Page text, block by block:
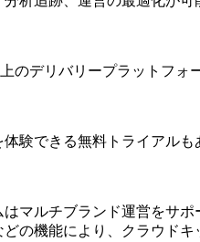
上のデリバリープラットフ
験できる無料トライアル
マルチブランド運営をサ
の機能により、クラウドキ